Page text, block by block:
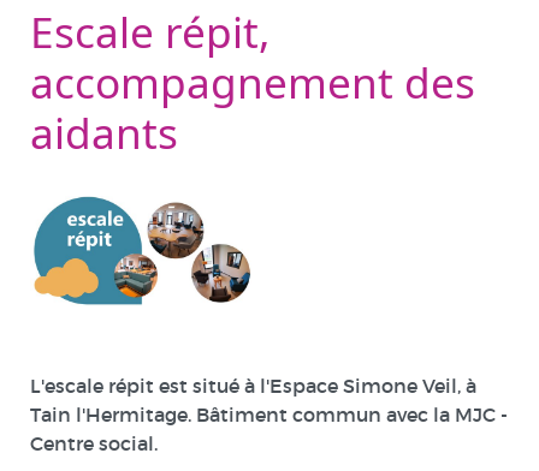
Escale répit,
accompagnement des
aidants
L'escale répit est situé à l'Espace Simone Veil, à
Tain l'Hermitage. Bâtiment commun avec la MJC -
Centre social.